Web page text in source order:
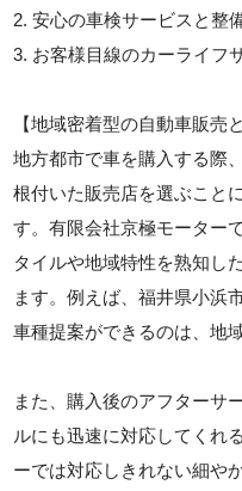
2. 安心の車検サービスと整
3. お客様目線のカーライフ
【地域密着型の自動車販売
地方都市で車を購入する際
根付いた販売店を選ぶこと
す。有限会社京極モーター
タイルや地域特性を熟知し
ます。例えば、福井県小浜
車種提案ができるのは、地
また、購入後のアフターサ
ルにも迅速に対応してくれ
ーでは対応しきれない細や